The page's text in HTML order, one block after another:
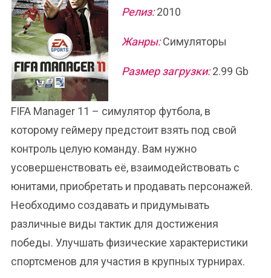
Релиз:2010
Жанры:Симуляторы
Размер загрузки:2.99 Gb
FIFA Manager 11 – симулятор футбола, в
которому геймеру предстоит взять под свой
контроль целую команду. Вам нужно
усовершенствовать её, взаимодействовать с
юнитами, приобретать и продавать персонажей.
Необходимо создавать и придумывать
различные виды тактик для достижения
победы. Улучшать физические характеристики
спортсменов для участия в крупных турнирах.